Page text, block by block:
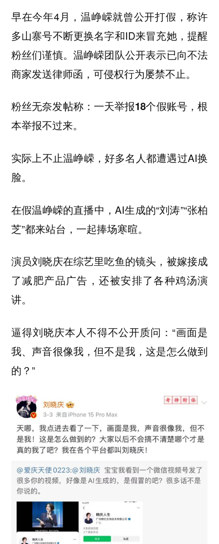
早在今年4月，温峥嵘就曾公开打假，称许
多山寨号不断更换名字和ID来冒充她，提醒
粉丝们谨慎。温峥嵘团队公开表示已向不法
商家发送律师函，可侵权行为屡禁不止。
粉丝无奈发帖称： 一天举报18个假账号，根
本举报不过来。
实际上不止温峥嵘，好多名人都遭遇过AI换
脸。
在假温峥嵘的直播中，AI生成的“刘涛”“张柏
芝”都来站台，一起捧场寒暄。
演员刘晓庆在综艺里吃鱼的镜头，被嫁接成
了减肥产品广告，还被安排了各种鸡汤演
讲。
逼得刘晓庆本人不得不公开质问：“画面是
我、声音很像我，但不是我，这是怎么做到
的？”